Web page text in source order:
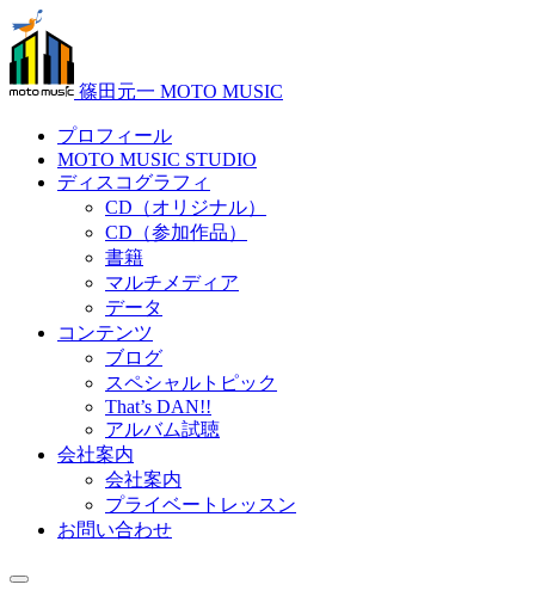
篠田元一 MOTO MUSIC
プロフィール
MOTO MUSIC STUDIO
ディスコグラフィ
CD（オリジナル）
CD（参加作品）
書籍
マルチメディア
データ
コンテンツ
ブログ
スペシャルトピック
That’s DAN!!
アルバム試聴
会社案内
会社案内
プライベートレッスン
お問い合わせ